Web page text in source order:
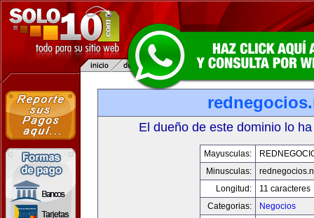
El dueño de este dominio lo
Mayusculas:
Minusculas:
Longitud:
11 caracteres
Categorias:
Negocios